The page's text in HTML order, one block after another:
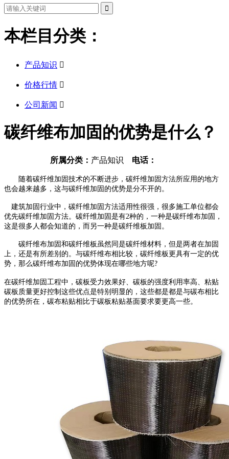
本栏目分类：
产品知识 
价格行情 
公司新闻 
碳纤维布加固的优势是什么？
所属分类： 产品知识 电话：
随着碳纤维加固技术的不断进步，碳纤维加固方法所应用的地方
也会越来越多，这与碳纤维加固的优势是分不开的。
建筑加固行业中，碳纤维加固方法适用性很强，很多施工单位都会
优先碳纤维加固方法。碳纤维加固是有2种的，一种是碳纤维布加固，
这是很多人都会知道的，而另一种是碳纤维板加固。
碳纤维布加固和碳纤维板虽然同是碳纤维材料，但是两者在加固
上，还是有所差别的。与碳纤维布相比较，碳纤维板更具有一定的优
势，那么碳纤维布加固的优势体现在哪些地方呢?
在碳纤维加固工程中，碳板受力效果好、碳板的强度利用率高、粘贴
碳板质量更好控制这些优点是特别明显的，这些都是都是与碳布相比
的优势所在，碳布粘贴相比于碳板粘贴基面要求要更高一些。